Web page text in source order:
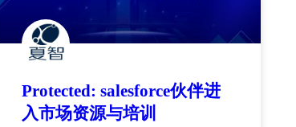
Protected: salesforce伙伴进
入市场资源与培训